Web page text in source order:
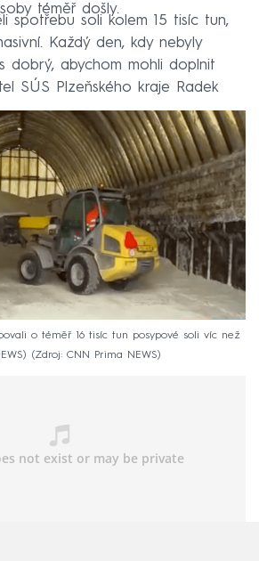
téměř došly.
spotřebu soli kolem 15 tisíc tun,
Každý den, kdy nebyly
dobrý, abychom mohli doplnit
SÚS Plzeňského kraje Radek
o téměř 16 tisíc tun posypové soli víc než
Zdroj: CNN Prima NEWS